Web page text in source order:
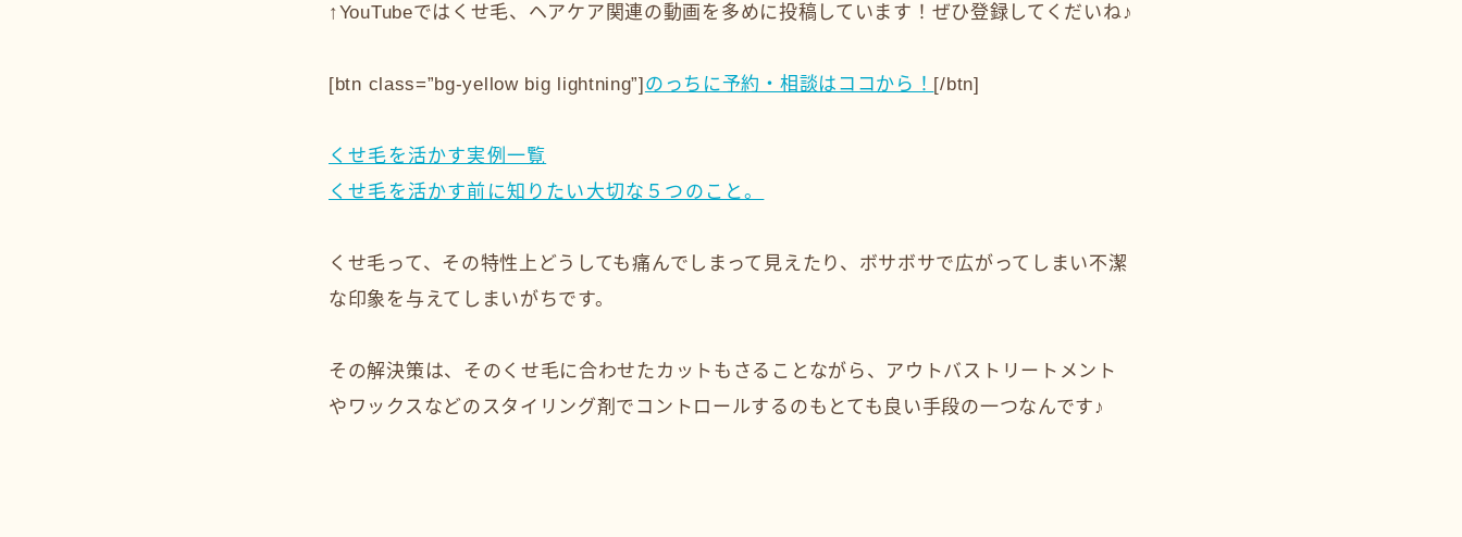
↑YouTubeではくせ毛、ヘアケア関連の動画を多めに投稿しています！ぜひ登録してくだいね♪
[btn class=”bg-yellow big lightning”]のっちに予約・相談はココから！ [/btn]
くせ毛を活かす実例一覧
くせ毛を活かす前に知りたい大切な５つのこと。
くせ毛って、その特性上どうしても痛んでしまって見えたり、ボサボサで広がってしまい不潔
な印象を与えてしまいがちです。
その解決策は、そのくせ毛に合わせたカットもさることながら、アウトバストリートメント
やワックスなどのスタイリング剤でコントロールするのもとても良い手段の一つなんです♪